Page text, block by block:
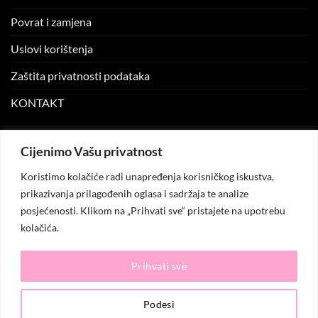
Cijenimo Vašu privatnost
Koristimo kolačiće radi unapređenja korisničkog iskustva,
prikazivanja prilagođenih oglasa i sadržaja te analize
posjećenosti. Klikom na „Prihvati sve“ pristajete na upotrebu
kolačića.
Podesi
Prihvati sve
Povrat i zamjena
Uslovi korištenja
Zaštita privatnosti podataka
KONTAKT
Moj nalog
Moje narudžbe
© 2026KO.MODA. Sva prava zadržana.